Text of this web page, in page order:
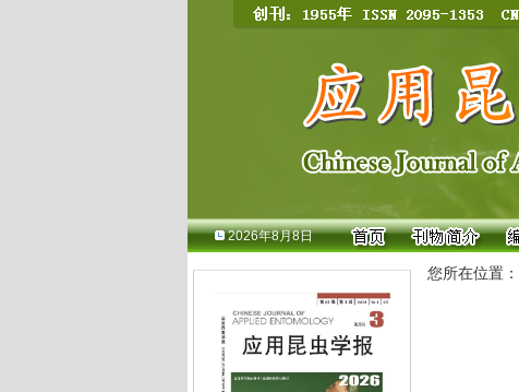
2026年8月8日
您所在位置：